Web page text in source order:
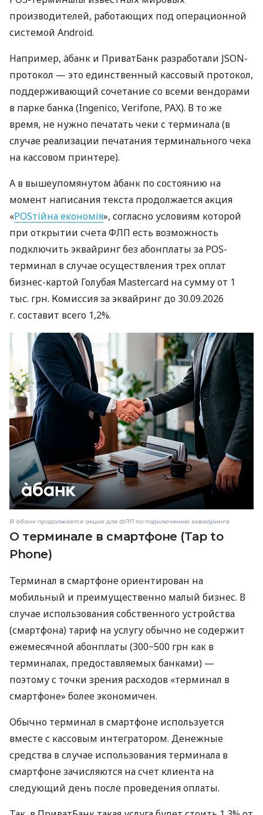
производителей, работающих под операционной
системой Android.
Например, àбанк и ПриватБанк разработали JSON-
протокол — это единственный кассовый протокол,
поддерживающий сочетание со всеми вендорами
в парке банка (Ingenico, Verifone, PAX). В то же
время, не нужно печатать чеки с терминала (в
случае реализации печатания терминального чека
на кассовом принтере).
А в вышеупомянутом àбанк по состоянию на
момент написания текста продолжается акция
«POSтійна економія», согласно условиям которой
при открытии счета ФЛП есть возможность
подключить эквайринг без абонплаты за POS-
терминал в случае осуществления трех оплат
бизнес-картой Голубая Mastercard на сумму от 1
тыс. грн. Комиссия за эквайринг до 30.09.2026
г. составит всего 1,2%.
В àбанк продолжается акция для ФЛП по подключению эквайринга
О терминале в смартфоне (Tap to
Phone)
Терминал в смартфоне ориентирован на
мобильный и преимущественно малый бизнес. В
случае использования собственного устройства
(смартфона) тариф на услугу обычно не содержит
ежемесячной абонплаты (300−500 грн как в
терминалах, предоставляемых банками) —
поэтому с точки зрения расходов «терминал в
смартфоне» более экономичен.
Обычно терминал в смартфоне используется
вместе с кассовым интегратором. Денежные
средства в случае использования терминала в
смартфоне зачисляются на счет клиента на
следующий день после проведения оплаты.